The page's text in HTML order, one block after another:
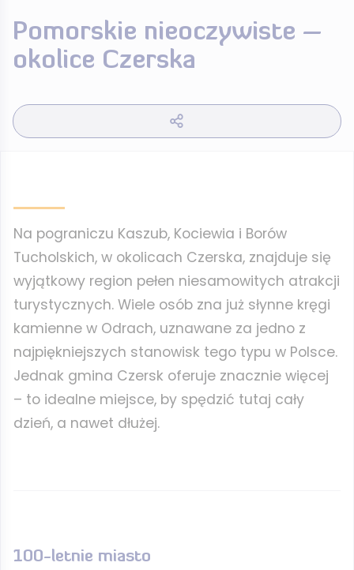
Pomorskie nieoczywiste –
okolice Czerska
Na pograniczu Kaszub, Kociewia i Borów
Tucholskich, w okolicach Czerska, znajduje się
wyjątkowy region pełen niesamowitych atrakcji
turystycznych. Wiele osób zna już słynne kręgi
kamienne w Odrach, uznawane za jedno z
najpiękniejszych stanowisk tego typu w Polsce.
Jednak gmina Czersk oferuje znacznie więcej
– to idealne miejsce, by spędzić tutaj cały
dzień, a nawet dłużej.
100-letnie miasto